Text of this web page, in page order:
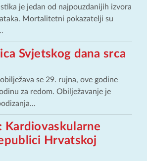
je jedan od najpouzdanijih izvora
Mortalitetni pokazatelji su
Svjetskog dana srca
se 29. rujna, ove godine
za redom. Obilježavanje je
Kardiovaskularne
Hrvatskoj